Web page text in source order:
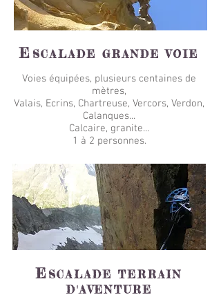
E SCALADE GRANDE VOIE
Voies équipées, plusieurs centaines de
mètres,
Valais, Ecrins, Chartreuse, Vercors, Verdon,
Calanques...
Calcaire, granite...
1 à 2 personnes.
E SCALADE TERRAIN
D'AVENTURE